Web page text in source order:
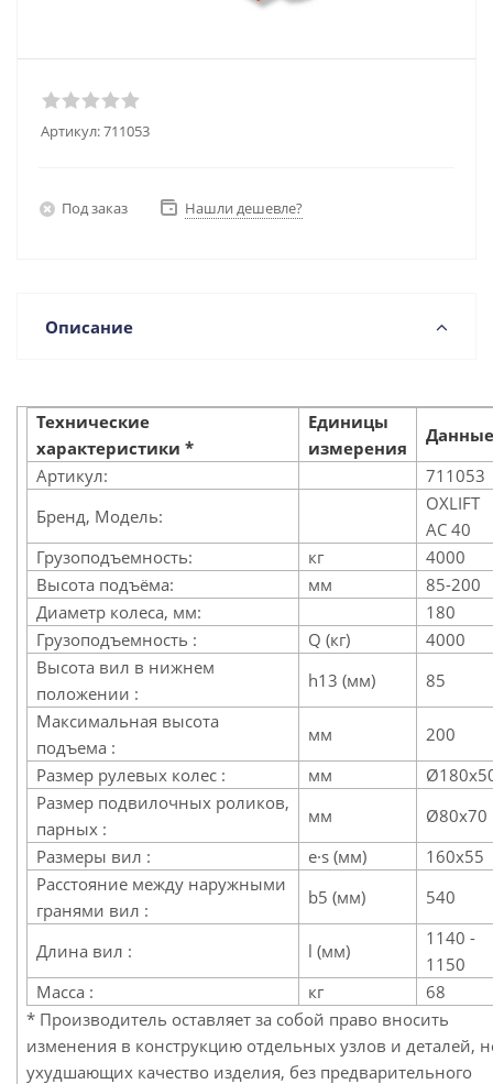
Артикул:711053
Под заказ Нашли дешевле?
Описание
Технические
характеристики *
Единицы
измерения
Данные
Артикул:
711053
Бренд, Модель:
OXLIFT
АС 40
Грузоподъемность:
кг
4000
Высота подъёма:
мм
85-200
Диаметр колеса, мм:
180
Грузоподъемность :
Q (кг)
4000
Высота вил в нижнем
положении :
h13 (мм)
85
Максимальная высота
подъема :
мм
200
Размер рулевых колес :
мм
Размер подвилочных роликов,
парных :
мм
Ø80х70
Размеры вил :
e·s (мм)
160х55
Расстояние между наружными
гранями вил :
b5 (мм) 540
Длина вил : l (мм)
1140 -
1150
Масса :
кг
68
* Производитель оставляет за собой право вносить
изменения в конструкцию отдельных узлов и деталей,
ухудшающих качество изделия, без предварительного